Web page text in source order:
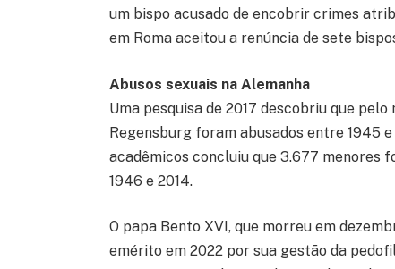
um bispo acusado de encobrir crimes
em Roma aceitou a renúncia de sete
Abusos sexuais na Alemanha
Uma pesquisa de 2017 descobriu que
Regensburg foram abusados entre 1945 e
acadêmicos concluiu que 3.677 menores
1946 e 2014.
O papa Bento XVI, que morreu em
emérito em 2022 por sua gestão da